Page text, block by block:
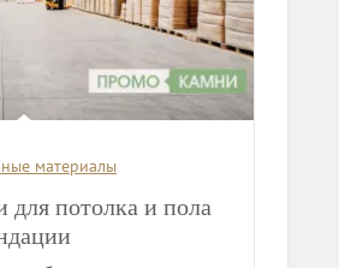
материалы
для потолка и пола